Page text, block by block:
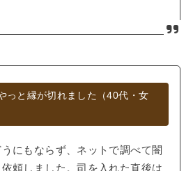
っと縁が切れました（40代・女
にもならず、ネットで調べて闇
頼しました。司を入れた直後は